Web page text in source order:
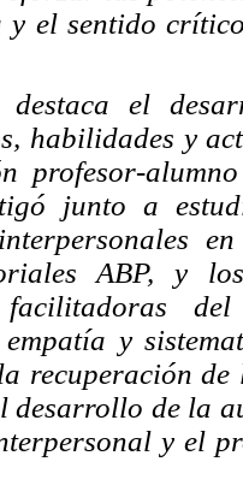
y el sentido
destaca el
habilidades y
profesor-
junto a
ABP, y
facilitadoras
empatía y
recuperación
desarrollo de la
y el